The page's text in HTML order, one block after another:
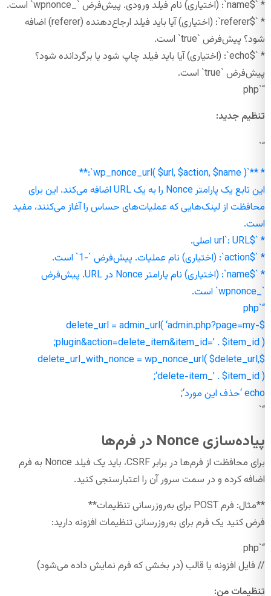
* `$name`: (اختیاری) نام فیلد ورودی. پیش‌فرض `_wpnonce` است.
* `$referer`: (اختیاری) آیا باید فیلد ارجاع‌دهنده (referer) اضافه
شود؟ پیش‌فرض `true` است.
* `$echo`: (اختیاری) آیا باید فیلد چاپ شود یا برگردانده شود؟
پیش‌فرض `true` است.
“`php
تنظیم جدید:
“`
* **`wp_nonce_url( $url, $action, $name )`:**
این تابع یک پارامتر Nonce را به یک URL اضافه می‌کند. این برای
محافظت از لینک‌هایی که عملیات‌های حساس را آغاز می‌کنند، مفید
است.
* `$url`: URL اصلی.
* `$action`: (اختیاری) نام عملیات. پیش‌فرض `-1` است.
* `$name`: (اختیاری) نام پارامتر Nonce در URL. پیش‌فرض
`_wpnonce` است.
“`php
$delete_url = admin_url( ‘admin.php?page=my-
plugin&action=delete_item&item_id=’ . $item_id );
$delete_url_with_nonce = wp_nonce_url( $delete_url,
‘delete-item_’ . $item_id );
echo ‘ حذف این مورد‘;
“`
پیاده‌سازی Nonce در فرم‌ها
برای محافظت از فرم‌ها در برابر CSRF، باید یک فیلد Nonce به فرم
اضافه کرده و در سمت سرور آن را اعتبارسنجی کنید.
**مثال: فرم POST برای به‌روزرسانی تنظیمات**
فرض کنید یک فرم برای به‌روزرسانی تنظیمات افزونه دارید:
“`php
// فایل افزونه یا قالب (در بخشی که فرم نمایش داده می‌شود)
تنظیمات من: